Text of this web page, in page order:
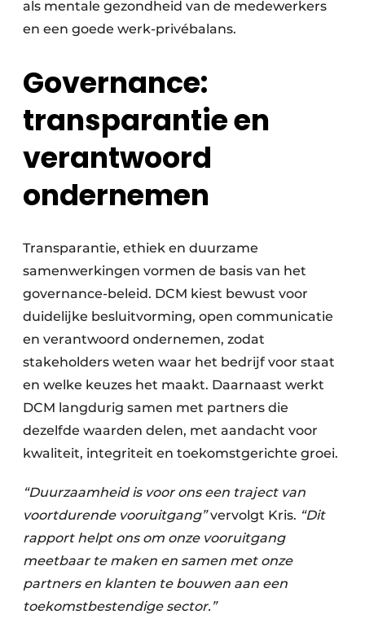
als mentale gezondheid van de medewerkers
en een goede werk-privébalans.
Governance:
transparantie en
verantwoord
ondernemen
Transparantie, ethiek en duurzame
samenwerkingen vormen de basis van het
governance-beleid. DCM kiest bewust voor
duidelijke besluitvorming, open communicatie
en verantwoord ondernemen, zodat
stakeholders weten waar het bedrijf voor staat
en welke keuzes het maakt. Daarnaast werkt
DCM langdurig samen met partners die
dezelfde waarden delen, met aandacht voor
kwaliteit, integriteit en toekomstgerichte groei.
“Duurzaamheid is voor ons een traject van
voortdurende vooruitgang”vervolgt Kris. “Dit
rapport helpt ons om onze vooruitgang
meetbaar te maken en samen met onze
partners en klanten te bouwen aan een
toekomstbestendige sector.”